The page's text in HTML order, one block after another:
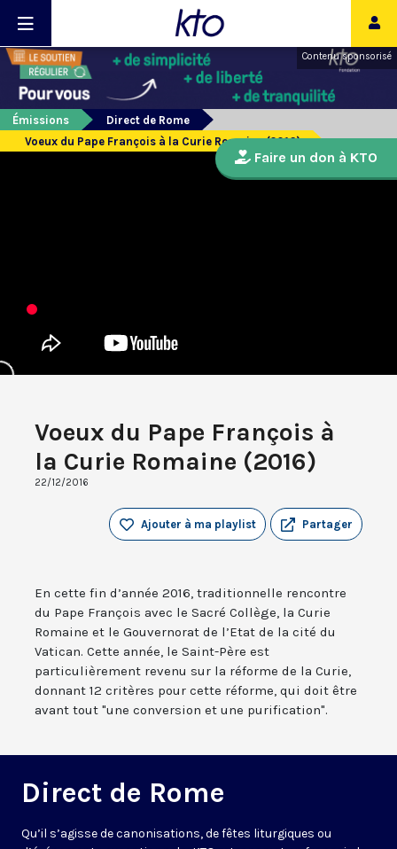
Contenu sponsorisé
Émissions
Direct de Rome
Voeux du Pape François à la Curie Romaine (2016)
Voeux du Pape François à
la Curie Romaine (2016)
22/12/2016
Partager
Ajouter à ma playlist
En cette fin d’année 2016, traditionnelle rencontre
du Pape François avec le Sacré Collège, la Curie
Romaine et le Gouvernorat de l’Etat de la cité du
Vatican. Cette année, le Saint-Père est
particulièrement revenu sur la réforme de la Curie,
donnant 12 critères pour cette réforme, qui doit être
avant tout "une conversion et une purification".
Direct de Rome
Qu’il s’agisse de canonisations, de fêtes liturgiques ou
Faire un don à KTO